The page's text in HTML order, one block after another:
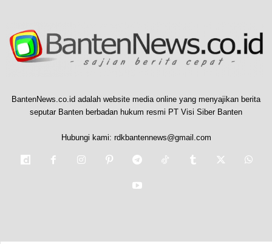
BantenNews.co.id adalah website media online yang menyajikan berita
seputar Banten berbadan hukum resmi PT Visi Siber Banten
Hubungi kami: rdkbantennews@gmail.com